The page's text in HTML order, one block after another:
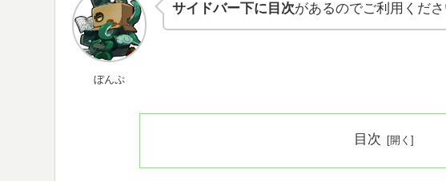
ぼんぷ
サイドバー下に目次があるのでご利用くだ
目次